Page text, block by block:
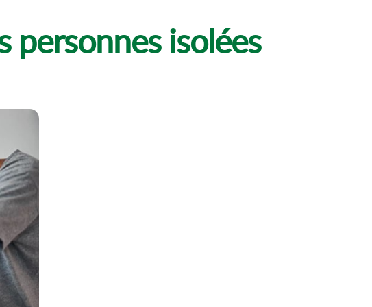
personnes isolées